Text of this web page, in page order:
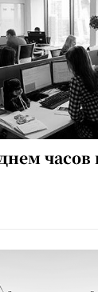
часов